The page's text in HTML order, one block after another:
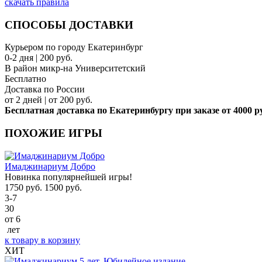
СПОСОБЫ ДОСТАВКИ
Курьером по городу Екатеринбург
0-2 дня | 200 руб.
В район микр-на Университетский
Бесплатно
Доставка по России
от 2 дней | от 200 руб.
Бесплатная доставка по Екатеринбургу при заказе от 4000
ПОХОЖИЕ ИГРЫ
Имаджинариум Добро
Новинка популярнейшей игры!
1750 руб. 1500 руб.
3-7
30
от 6
лет
к товару в корзину
ХИТ